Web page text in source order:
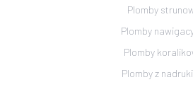
Plomby
Plomby
Plomby
Plomby z